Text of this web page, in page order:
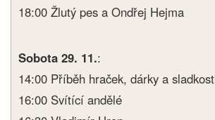
18:00 Žlutý pes a Ondřej Hejma
Sobota 29. 11.:
14:00 Příběh hraček, dárky a
16:00 Svítící andělé